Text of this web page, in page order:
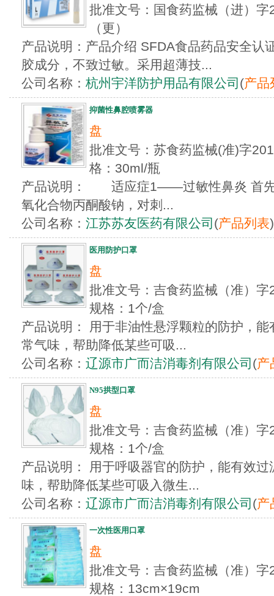
批准文号：国食药监械（进）
（更）
产品说明：产品介绍 SFDA食品药品安全认
胶成分，不致过敏。采用超薄技...
公司名称： 杭州宇洋防护用品有限公司 (产品
抑菌性鼻腔喷雾器
盘
批准文号：苏食药监械(准)字
格：30ml/瓶
产品说明： 适应症1——过敏性鼻炎 首先
氧化合物丙酮酸钠，对刺...
公司名称： 江苏苏友医药有限公司 (产品列表)
医用防护口罩
盘
批准文号：吉食药监械（准
规格：1个/盒
产品说明： 用于非油性悬浮颗粒的防护，
常气味，帮助降低某些可吸...
公司名称： 辽源市广而洁消毒剂有限公司 (产
N95拱型口罩
盘
批准文号：吉食药监械（准
规格：1个/盒
产品说明： 用于呼吸器官的防护，能有效
味，帮助降低某些可吸入微生...
公司名称： 辽源市广而洁消毒剂有限公司 (产
一次性医用口罩
盘
批准文号：吉食药监械（准
规格：13cm×19cm